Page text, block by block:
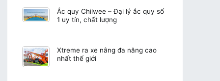
Ắc quy Chilwee – Đại lý ắc quy số
1 uy tín, chất lượng
Xtreme ra xe nâng đa năng cao
nhất thế giới